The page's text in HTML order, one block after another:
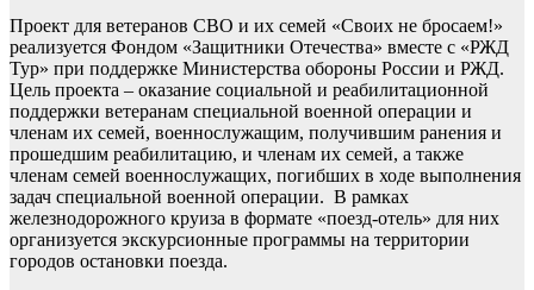
Проект для ветеранов СВО и их семей «Своих не бросаем!»
реализуется Фондом «Защитники Отечества» вместе с «РЖД
Тур» при поддержке Министерства обороны России и РЖД.
Цель проекта – оказание социальной и реабилитационной
поддержки ветеранам специальной военной операции и
членам их семей, военнослужащим, получившим ранения и
прошедшим реабилитацию, и членам их семей, а также
членам семей военнослужащих, погибших в ходе выполнения
задач специальной военной операции. В рамках
железнодорожного круиза в формате «поезд-отель» для них
организуется экскурсионные программы на территории
городов остановки поезда.